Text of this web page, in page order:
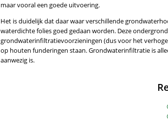
maar vooral een goede uitvoering.
Het is duidelijk dat daar waar verschillende
waterdichte folies goed gedaan worden. Deze
grondwaterinfiltratievoorzieningen (dus voor het
op houten funderingen staan. Grondwaterinfiltratie is
aanwezig is.